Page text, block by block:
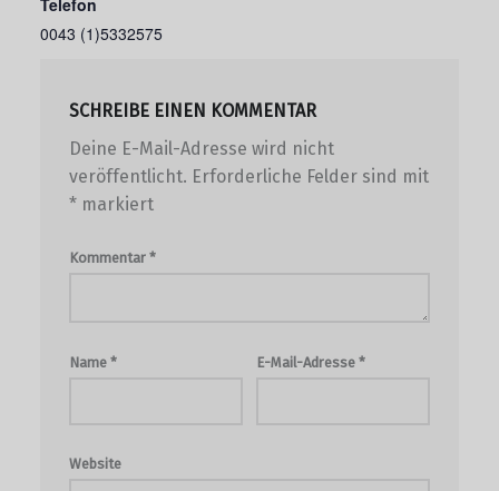
0043 (1)5332575
SCHREIBE EINEN KOMMENTAR
Deine E-Mail-Adresse wird nicht
veröffentlicht. Erforderliche Felder sind mit
*markiert
Kommentar *
Name * E-Mail-Adresse*
Website